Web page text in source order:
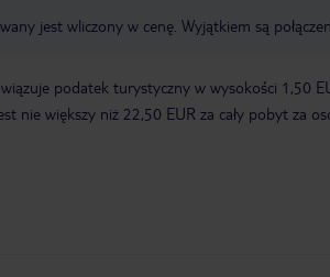
jest wliczony w cenę. Wyjątkiem są
podatek turystyczny w wysokości 1,50
nie większy niż 22,50 EUR za cały pobyt za